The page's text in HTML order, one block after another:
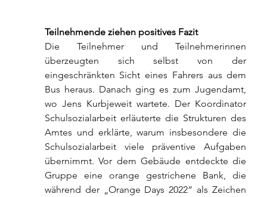
Teilnehmende ziehen positives Fazit
Die Teilnehmer und Teilnehmerinnen
überzeugten sich selbst von der
eingeschränkten Sicht eines Fahrers aus dem
Bus heraus. Danach ging es zum Jugendamt,
wo Jens Kurbjeweit wartete. Der Koordinator
Schulsozialarbeit erläuterte die Strukturen des
Amtes und erklärte, warum insbesondere die
Schulsozialarbeit viele präventive Aufgaben
übernimmt. Vor dem Gebäude entdeckte die
Gruppe eine orange gestrichene Bank, die
während der „Orange Days 2022“ als Zeichen